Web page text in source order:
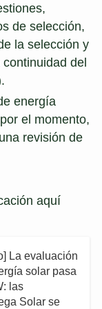
de selección,
la selección y
del
energía
el momento,
revisión de
aquí
La evaluación
solar pasa
las
Solar se